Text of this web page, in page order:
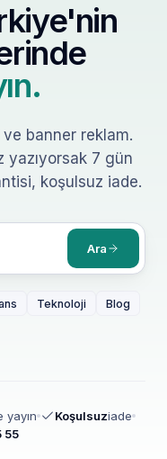
ve banner reklam.
yazıyorsak 7 gün
koşulsuz iade.
Ara
Teknoloji
Blog
yayın Koşulsuziade
55